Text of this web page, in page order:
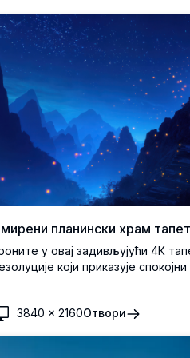
планински храм
у овај задивљујући 4К
који приказује
стварајући мистичну
3840 × 2160Отвори